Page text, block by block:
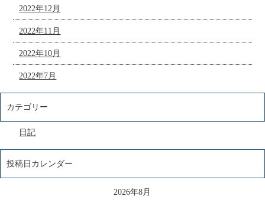
2022年12月
2022年11月
2022年10月
2022年7月
カテゴリー
日記
投稿日カレンダー
2026年8月